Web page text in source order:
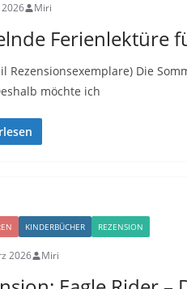
2026 Miri
Ferienlektüre
Rezensionsexemplare) Die
möchte ich
KINDERBÜCHER REZENSION
2026 Miri